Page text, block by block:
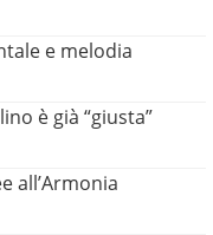
e melodia
è già “giusta”
all’Armonia